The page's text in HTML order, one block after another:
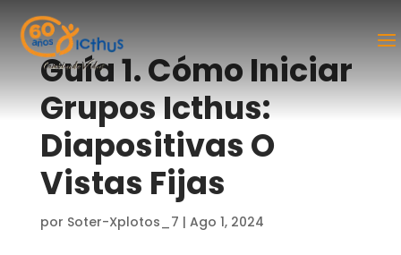
Guía 1. Cómo Iniciar
Grupos Icthus:
Diapositivas O
Vistas Fijas
por Soter-Xplotos_7 | Ago 1, 2024